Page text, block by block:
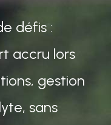
défis :
accru lors
gestion
sans